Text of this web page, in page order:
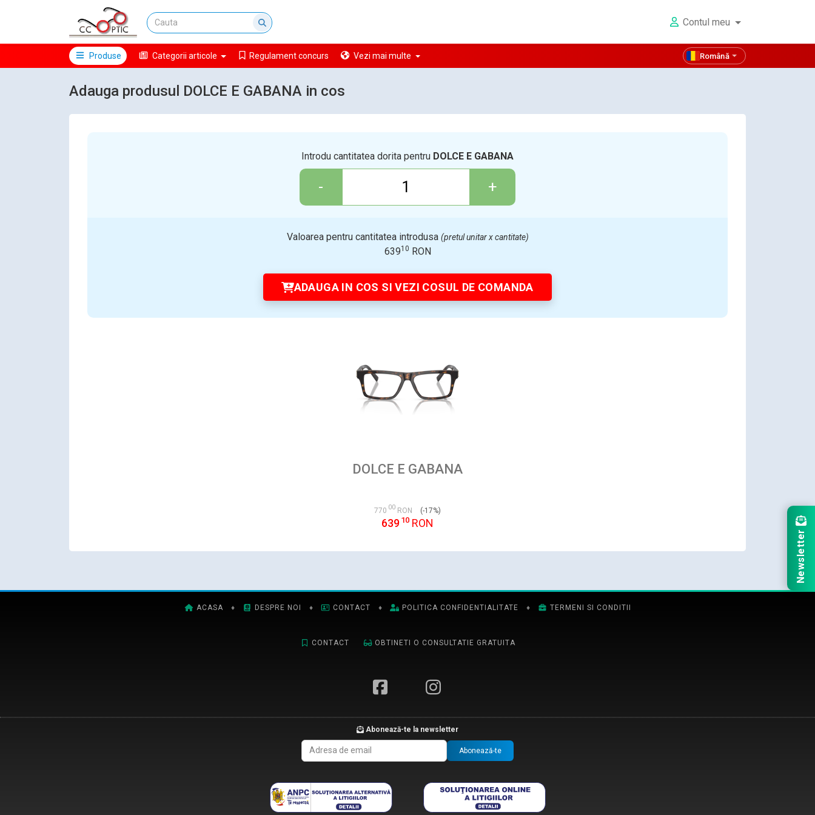
Contul meu
Produse Categorii articole Regulament concurs Vezi mai multe Română
Adauga produsul DOLCE E GABANA in cos
Introdu cantitatea dorita pentru DOLCE E GABANA
- +
Valoarea pentru cantitatea introdusa (pretul unitar x cantitate)
63910 RON
ADAUGA IN COS SI VEZI COSUL DE COMANDA
DOLCE E GABANA
770 00 RON (-17%)
639 10 RON
ACASA ♦ DESPRE NOI ♦ CONTACT ♦ POLITICA CONFIDENTIALITATE ♦ TERMENI SI CONDITII
CONTACT OBTINETI O CONSULTATIE GRATUITA
Abonează-te la newsletter
Abonează-te
Newsletter